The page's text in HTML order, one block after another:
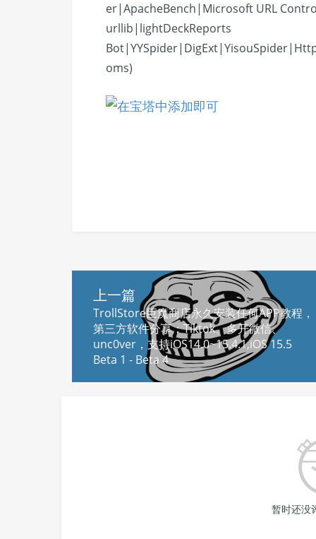
er|ApacheBench|Microsoft URL
urllib|lightDeckReports
oms)
上一篇
TrollStore巨魔商店永久安装任何APP教程，
第三方软件分享：Tiktok、多开微信、
unc0ver，支持iOS14.0~15.4.1,iOS 15.5
Beta 1 - Beta 4
暂时还没